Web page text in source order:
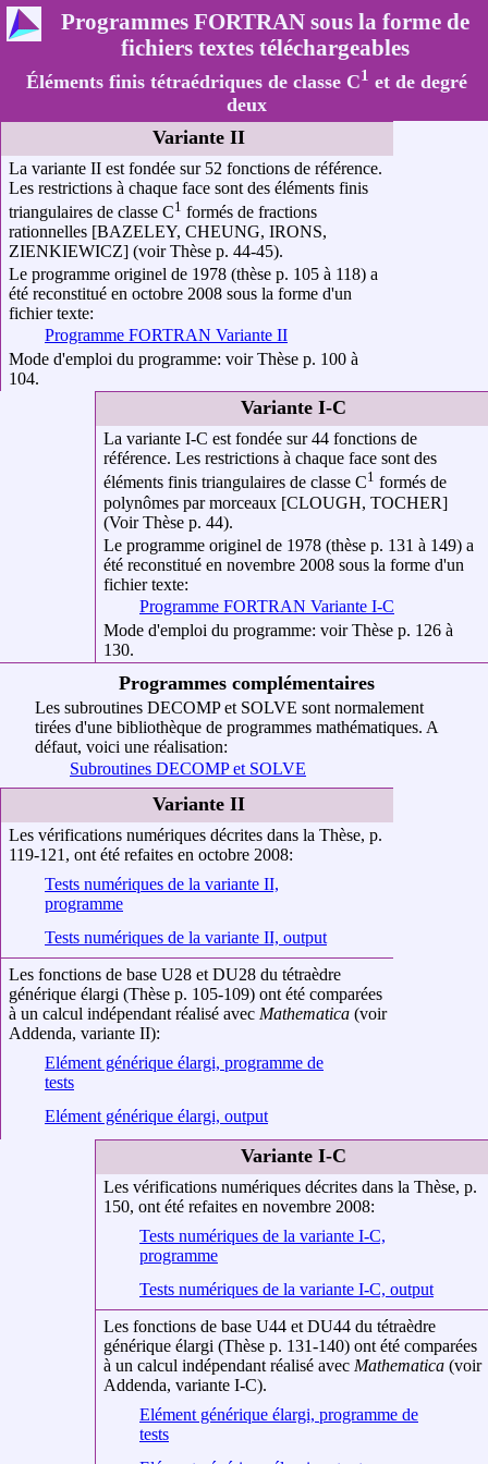
Programmes FORTRAN sous la forme de
fichiers textes téléchargeables
Éléments finis tétraédriques de classe C1 et de degré
deux
Variante II
La variante II est fondée sur 52 fonctions de référence.
Les restrictions à chaque face sont des éléments finis
triangulaires de classe C1 formés de fractions
rationnelles [BAZELEY, CHEUNG, IRONS,
ZIENKIEWICZ] (voir Thèse p. 44-45).
Le programme originel de 1978 (thèse p. 105 à 118) a
été reconstitué en octobre 2008 sous la forme d'un
fichier texte:
Programme FORTRAN Variante II
Mode d'emploi du programme: voir Thèse p. 100 à
104.
Variante I-C
La variante I-C est fondée sur 44 fonctions de
référence. Les restrictions à chaque face sont des
éléments finis triangulaires de classe C1 formés de
polynômes par morceaux [CLOUGH, TOCHER]
(Voir Thèse p. 44).
Le programme originel de 1978 (thèse p. 131 à 149) a
été reconstitué en novembre 2008 sous la forme d'un
fichier texte:
Programme FORTRAN Variante I-C
Mode d'emploi du programme: voir Thèse p. 126 à
130.
Programmes complémentaires
Les subroutines DECOMP et SOLVE sont normalement
tirées d'une bibliothèque de programmes mathématiques. A
défaut, voici une réalisation:
Subroutines DECOMP et SOLVE
Variante II
Les vérifications numériques décrites dans la Thèse, p.
119-121, ont été refaites en octobre 2008:
Tests numériques de la variante II,
programme
Tests numériques de la variante II, output
Les fonctions de base U28 et DU28 du tétraèdre
générique élargi (Thèse p. 105-109) ont été comparées
à un calcul indépendant réalisé avec Mathematica (voir
Addenda, variante II):
Elément générique élargi, programme de
tests
Elément générique élargi, output
Variante I-C
Les vérifications numériques décrites dans la Thèse, p.
150, ont été refaites en novembre 2008:
Tests numériques de la variante I-C,
programme
Tests numériques de la variante I-C, output
Les fonctions de base U44 et DU44 du tétraèdre
générique élargi (Thèse p. 131-140) ont été comparées
à un calcul indépendant réalisé avec Mathematica (voir
Addenda, variante I-C).
Elément générique élargi, programme de
tests